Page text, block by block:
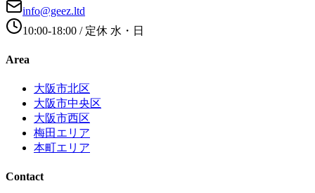
info@geez.ltd
10:00-18:00 / 定休 水・日
Area
大阪市北区
大阪市中央区
大阪市西区
梅田エリア
本町エリア
Contact